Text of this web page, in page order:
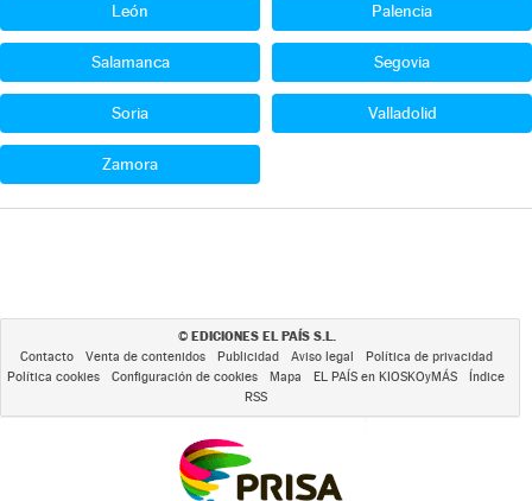
León Palencia
Salamanca Segovia
Soria Valladolid
Zamora
© EDICIONES EL PAÍS S.L.
Contacto Venta de contenidos Publicidad Aviso legal
Política de privacidad
Política cookies
Configuración de cookies Mapa EL PAÍS en KIOSKOyMÁS
Índice
RSS